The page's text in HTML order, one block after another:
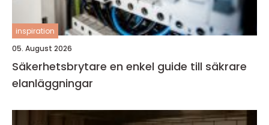
inspiration
05. August 2026
Säkerhetsbrytare en enkel guide till säkrare
elanläggningar